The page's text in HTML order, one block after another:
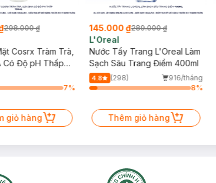
298.000 ₫
Cosrx Tràm Trà,
Có Độ pH Thấp
7%
giỏ hàng
145.000 ₫289.000 ₫
L'Oreal
Nước Tẩy Trang L'Oreal Làm
Sạch Sâu Trang Điểm 400ml
4.8 (298)
916/tháng
8%
Thêm giỏ hàng